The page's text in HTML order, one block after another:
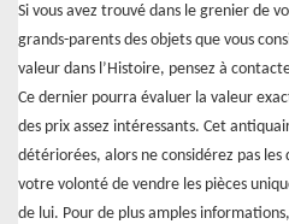
Si vous avez trouvé dans le grenier de
grands-parents des objets que vous
valeur dans l’Histoire, pensez à
Ce dernier pourra évaluer la valeur
des prix assez intéressants. Cet
détériorées, alors ne considérez pas
votre volonté de vendre les pièces
de lui. Pour de plus amples